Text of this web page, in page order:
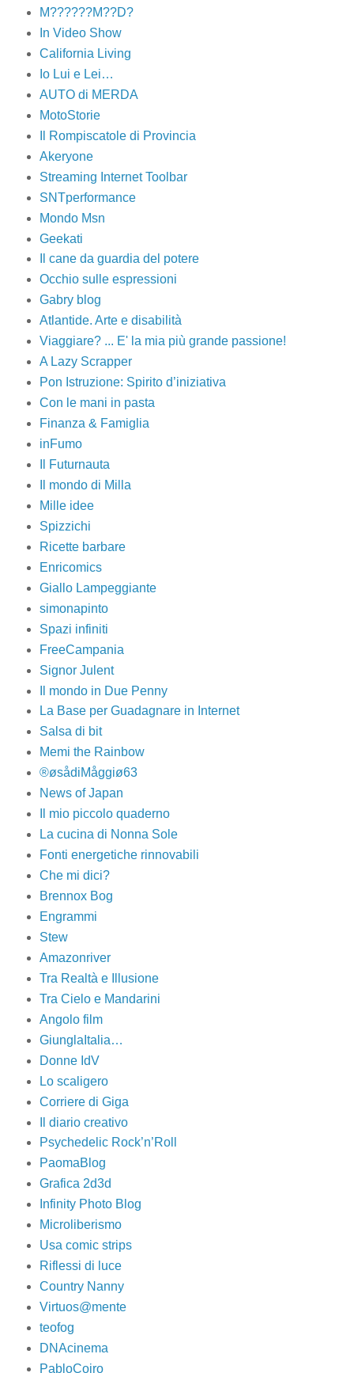
M??????M??D?
In Video Show
California Living
Io Lui e Lei…
AUTO di MERDA
MotoStorie
Il Rompiscatole di Provincia
Akeryone
Streaming Internet Toolbar
SNTperformance
Mondo Msn
Geekati
Il cane da guardia del potere
Occhio sulle espressioni
Gabry blog
Atlantide. Arte e disabilità
Viaggiare? ... E' la mia più grande passione!
A Lazy Scrapper
Pon Istruzione: Spirito d’iniziativa
Con le mani in pasta
Finanza & Famiglia
inFumo
Il Futurnauta
Il mondo di Milla
Mille idee
Spizzichi
Ricette barbare
Enricomics
Giallo Lampeggiante
simonapinto
Spazi infiniti
FreeCampania
Signor Julent
Il mondo in Due Penny
La Base per Guadagnare in Internet
Salsa di bit
Memi the Rainbow
®øsådiMåggiø63
News of Japan
Il mio piccolo quaderno
La cucina di Nonna Sole
Fonti energetiche rinnovabili
Che mi dici?
Brennox Bog
Engrammi
Stew
Amazonriver
Tra Realtà e Illusione
Tra Cielo e Mandarini
Angolo film
GiunglaItalia…
Donne IdV
Lo scaligero
Corriere di Giga
Il diario creativo
Psychedelic Rock’n’Roll
PaomaBlog
Grafica 2d3d
Infinity Photo Blog
Microliberismo
Usa comic strips
Riflessi di luce
Country Nanny
Virtuos@mente
teofog
DNAcinema
PabloCoiro